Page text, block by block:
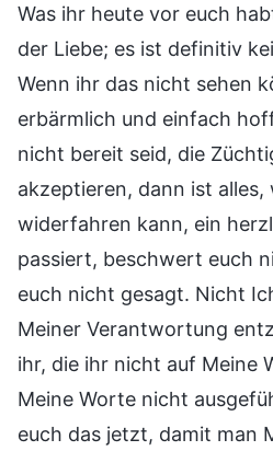
Was ihr heute vor euch
der Liebe; es ist definitiv
Wenn ihr das nicht sehen
erbärmlich und einfach
nicht bereit seid, die
akzeptieren, dann ist alles,
widerfahren kann, ein
passiert, beschwert euch
euch nicht gesagt. Nicht
Meiner Verantwortung
ihr, die ihr nicht auf Meine
Meine Worte nicht
euch das jetzt, damit man